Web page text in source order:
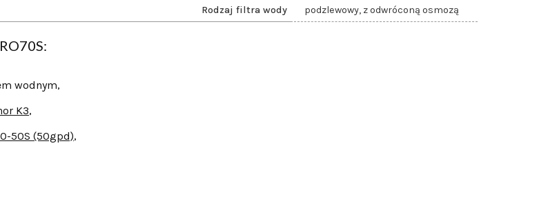
Rodzaj filtra wody
podzlewowy, z odwróconą osmozą
wodnym,
K3,
50S (50gpd),